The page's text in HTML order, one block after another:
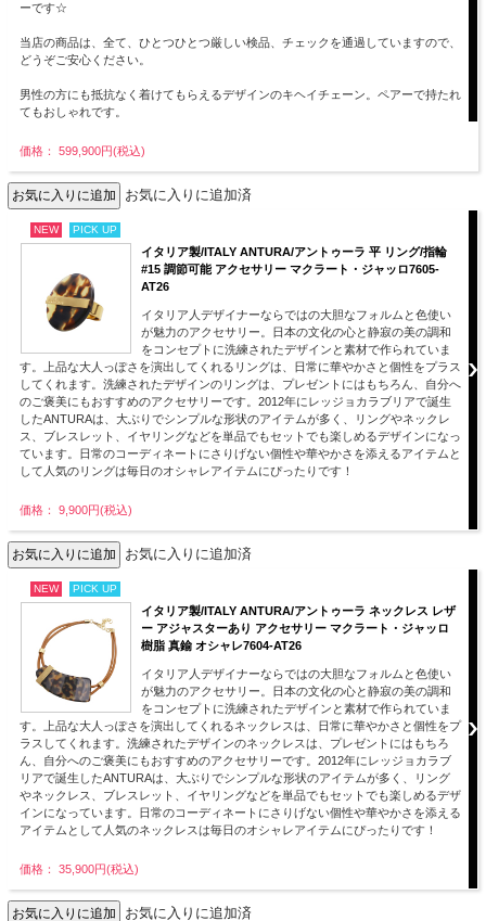
ーです☆
当店の商品は、全て、ひとつひとつ厳しい検品、チェックを通過していますので、
どうぞご安心ください。
男性の方にも抵抗なく着けてもらえるデザインのキヘイチェーン。ペアーで持たれ
てもおしゃれです。
価格： 599,900円(税込)
お気に入りに追加済
NEW PICK UP
イタリア製/ITALY ANTURA/アントゥーラ 平 リング/指輪
#15 調節可能 アクセサリー マクラート・ジャッロ7605-
AT26
イタリア人デザイナーならではの大胆なフォルムと色使い
が魅力のアクセサリー。日本の文化の心と静寂の美の調和
をコンセプトに洗練されたデザインと素材で作られていま
す。上品な大人っぽさを演出してくれるリングは、日常に華やかさと個性をプラス
してくれます。洗練されたデザインのリングは、プレゼントにはもちろん、自分へ
のご褒美にもおすすめのアクセサリーです。2012年にレッジョカラブリアで誕生
したANTURAは、大ぶりでシンプルな形状のアイテムが多く、リングやネックレ
ス、ブレスレット、イヤリングなどを単品でもセットでも楽しめるデザインになっ
ています。日常のコーディネートにさりげない個性や華やかさを添えるアイテムと
して人気のリングは毎日のオシャレアイテムにぴったりです！
価格： 9,900円(税込)
お気に入りに追加済
NEW PICK UP
イタリア製/ITALY ANTURA/アントゥーラ ネックレス レザ
ー アジャスターあり アクセサリー マクラート・ジャッロ
樹脂 真鍮 オシャレ7604-AT26
イタリア人デザイナーならではの大胆なフォルムと色使い
が魅力のアクセサリー。日本の文化の心と静寂の美の調和
をコンセプトに洗練されたデザインと素材で作られていま
す。上品な大人っぽさを演出してくれるネックレスは、日常に華やかさと個性をプ
ラスしてくれます。洗練されたデザインのネックレスは、プレゼントにはもちろ
ん、自分へのご褒美にもおすすめのアクセサリーです。2012年にレッジョカラブ
リアで誕生したANTURAは、大ぶりでシンプルな形状のアイテムが多く、リング
やネックレス、ブレスレット、イヤリングなどを単品でもセットでも楽しめるデザ
インになっています。日常のコーディネートにさりげない個性や華やかさを添える
アイテムとして人気のネックレスは毎日のオシャレアイテムにぴったりです！
価格： 35,900円(税込)
お気に入りに追加済